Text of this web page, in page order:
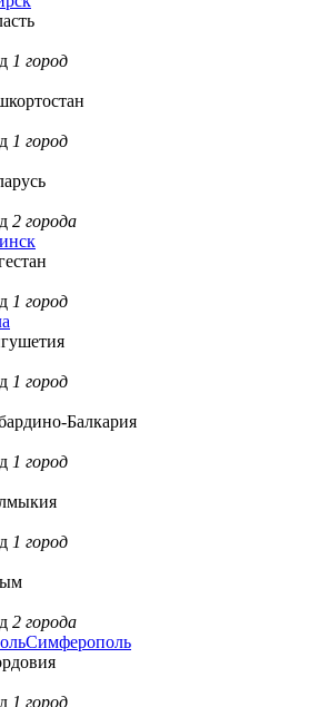
1 город
1 город
2 города
1 город
1 город
Балкария
1 город
1 город
2 города
Симферополь
1 город